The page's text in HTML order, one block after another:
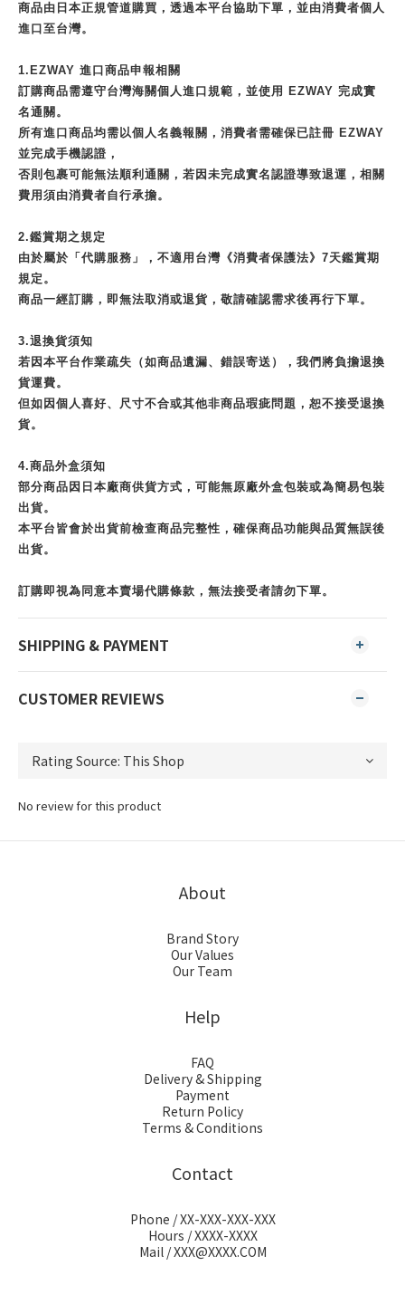
商品由日本正規管道購買，透過本平台協助下單，並由消費者個人
進口至台灣。
1.EZWAY 進口商品申報相關
訂購商品需遵守台灣海關個人進口規範，並使用 EZWAY 完成實
名通關。
所有進口商品均需以個人名義報關，消費者需確保已註冊 EZWAY
並完成手機認證，
否則包裹可能無法順利通關，若因未完成實名認證導致退運，相關
費用須由消費者自行承擔。
2.鑑賞期之規定
由於屬於「代購服務」，不適用台灣《消費者保護法》7天鑑賞期
規定。
商品一經訂購，即無法取消或退貨，敬請確認需求後再行下單。
3.退換貨須知
若因本平台作業疏失（如商品遺漏、錯誤寄送），我們將負擔退換
貨運費。
但如因個人喜好、尺寸不合或其他非商品瑕疵問題，恕不接受退換
貨。
4.商品外盒須知
部分商品因日本廠商供貨方式，可能無原廠外盒包裝或為簡易包裝
出貨。
本平台皆會於出貨前檢查商品完整性，確保商品功能與品質無誤後
出貨。
訂購即視為同意本賣場代購條款，無法接受者請勿下單。
SHIPPING & PAYMENT
CUSTOMER REVIEWS
No review for this product
About
Brand Story
Our Values
Our Team
Help
FAQ
Delivery & Shipping
Payment
Return Policy
Terms & Conditions
Contact
Phone / XX-XXX-XXX-XXX
Hours / XXXX-XXXX
Mail / XXX@XXXX.COM